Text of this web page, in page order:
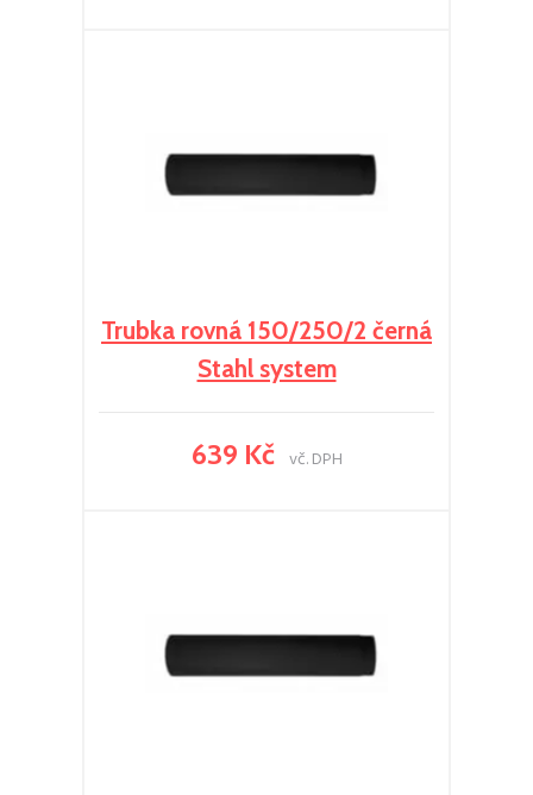
Trubka rovná 150/250/2 černá
Stahl system
639 Kč vč. DPH